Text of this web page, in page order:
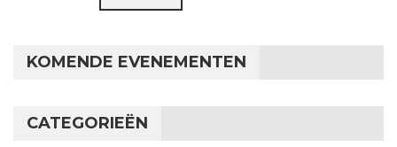
KOMENDE EVENEMENTEN
CATEGORIEËN